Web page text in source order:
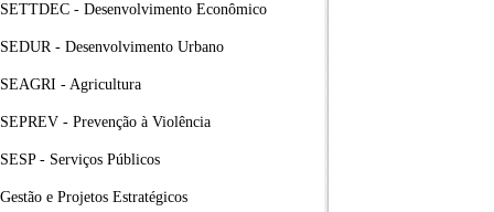
SETTDEC - Desenvolvimento Econômico
SEDUR - Desenvolvimento Urbano
SEAGRI - Agricultura
SEPREV - Prevenção à Violência
SESP - Serviços Públicos
Gestão e Projetos Estratégicos